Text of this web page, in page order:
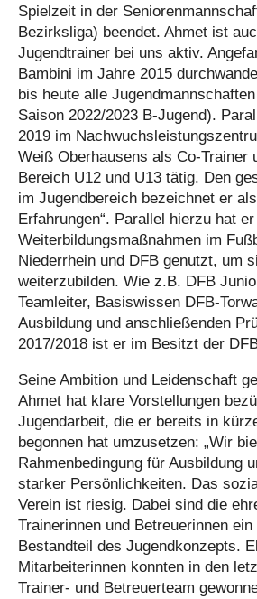
Spielzeit in der
Bezirksliga) beendet. Ahmet ist
Jugendtrainer bei uns aktiv.
Bambini im Jahre 2015
bis heute alle
Saison 2022/2023 B-Jugend).
2019 im
Weiß Oberhausens als Co-Trainer
Bereich U12 und U13 tätig. Den
im Jugendbereich bezeichnet er
Erfahrungen“. Parallel hierzu hat er
Weiterbildungsmaßnahmen im
Niederrhein und DFB genutzt, um
weiterzubilden. Wie z.B. DFB
Teamleiter, Basiswissen DFB-
Ausbildung und anschließenden
2017/2018 ist er im Besitzt der
Seine Ambition und Leidenschaft
Ahmet hat klare Vorstellungen
Jugendarbeit, die er bereits in
begonnen hat umzusetzen: „Wir
Rahmenbedingung für Ausbildung
starker Persönlichkeiten. Das
Verein ist riesig. Dabei sind die
Trainerinnen und Betreuerinnen
Bestandteil des Jugendkonzepts.
Mitarbeiterinnen konnten in den
Trainer- und Betreuerteam